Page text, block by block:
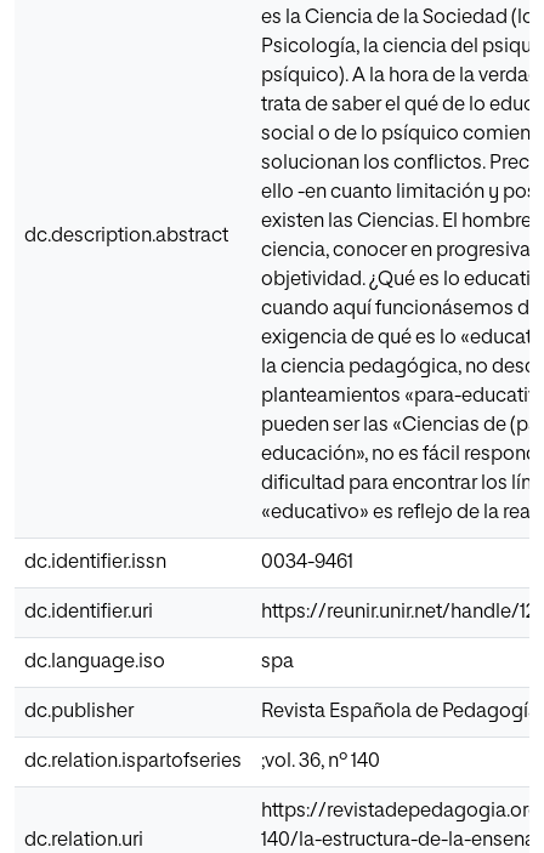
dc.description.abstract
es la Ciencia de la Sociedad (lo
Psicología, la ciencia del
psíquico). A la hora de la
trata de saber el qué de lo
social o de lo psíquico
solucionan los conflictos.
ello -en cuanto limitación y
existen las Ciencias. El hombre
ciencia, conocer en progresiva
objetividad. ¿Qué es lo
cuando aquí funcionásemos
exigencia de qué es lo
la ciencia pedagógica, no
planteamientos «para-
pueden ser las «Ciencias de
educación», no es fácil
dificultad para encontrar los
«educativo» es reflejo de la
dc.identifier.issn 0034-9461
dc.identifier.uri https://reunir.unir.net/handle/
dc.language.iso spa
dc.publisher Revista Española de Pedagogía
dc.relation.ispartofseries ;vol. 36, nº 140
dc.relation.uri
https://
140/la-estructura-de-la-